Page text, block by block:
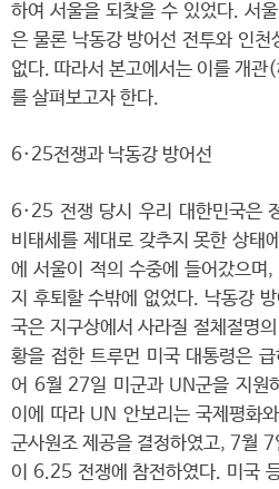
하여 서울을 되찾을 수 있었다. 서
은 물론 낙동강 방어선 전투와 인
없다. 따라서 본고에서는 이를 개관
를 살펴보고자 한다.
6·25전쟁과 낙동강 방어선
6·25 전쟁 당시 우리 대한민국은
비태세를 제대로 갖추지 못한 상태
에 서울이 적의 수중에 들어갔으며
지 후퇴할 수밖에 없었다. 낙동강
국은 지구상에서 사라질 절체절명
황을 접한 트루먼 미국 대통령은
어 6월 27일 미군과 UN군을 지원
이에 따라 UN 안보리는 국제평화
군사원조 제공을 결정하였고, 7월
이 6.25 전쟁에 참전하였다. 미국